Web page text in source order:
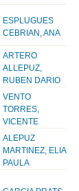
ESPLUGUES
CEBRIAN, ANA
ARTERO
ALLEPUZ,
RUBEN DARIO
VENTO
TORRES,
VICENTE
ALEPUZ
MARTINEZ, ELIA
PAULA